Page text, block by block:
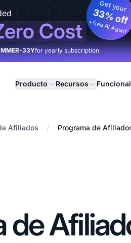
Cost
Get your
33% off
+ free AI Agent
33Yfor yearly subscription
Producto Recursos
Afiliados / Programa de
de